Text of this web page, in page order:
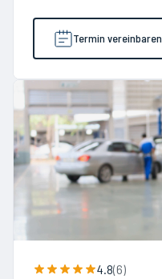
Termin vereinbaren
4.8(6)